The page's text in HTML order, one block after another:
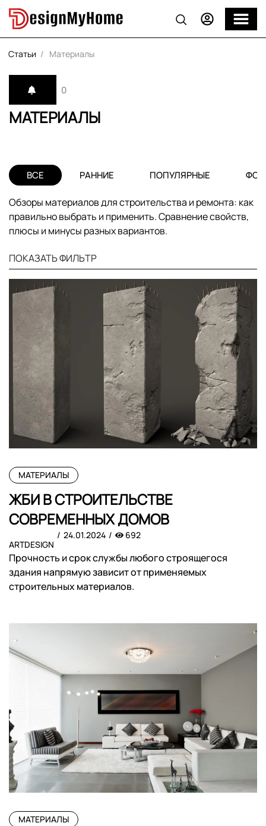
Статьи Материалы
МАТЕРИАЛЫ
0
ВСЕ РАННИЕ ПОПУЛЯРНЫЕ
Обзоры материалов для строительства и ремонта: как
правильно выбрать и применить. Сравнение свойств,
плюсы и минусы разных вариантов.
ПОКАЗАТЬ ФИЛЬТР
МАТЕРИАЛЫ
ЖБИ В СТРОИТЕЛЬСТВЕ
СОВРЕМЕННЫХ ДОМОВ
ARTDESIGN
24.01.2024 692
Прочность и срок службы любого строящегося
здания напрямую зависит от применяемых
строительных материалов.
МАТЕРИАЛЫ